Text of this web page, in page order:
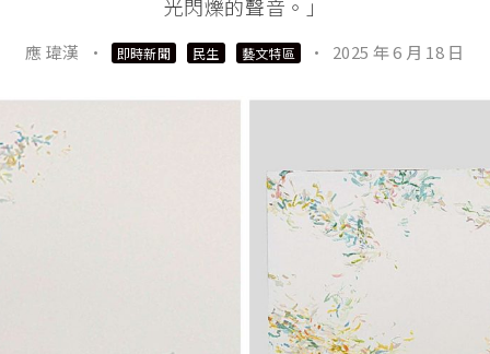
光閃爍的聲音。」
應 瑋漢 · 即時新聞 民生 藝文特區 · 2025 年 6 月 18 日